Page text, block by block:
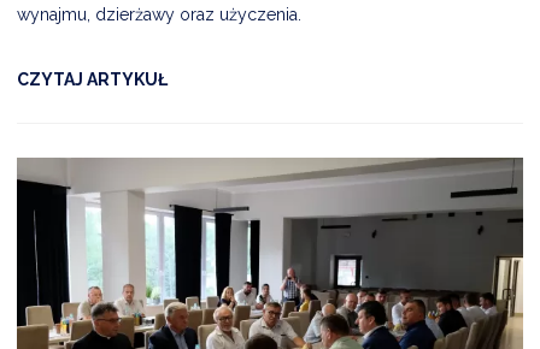
wynajmu, dzierżawy oraz użyczenia.
CZYTAJ ARTYKUŁ